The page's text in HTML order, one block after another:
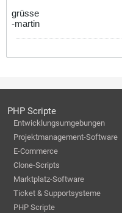
grüsse
-martin
PHP Scripte
Entwicklungsumgebungen
Projektmanagement-Software
E-Commerce
Clone-Scripts
Marktplatz-Software
Ticket & Supportsysteme
PHP Scripte